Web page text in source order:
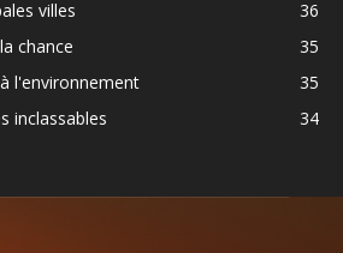
villes
36
chance
35
l'environnement
35
inclassables
34